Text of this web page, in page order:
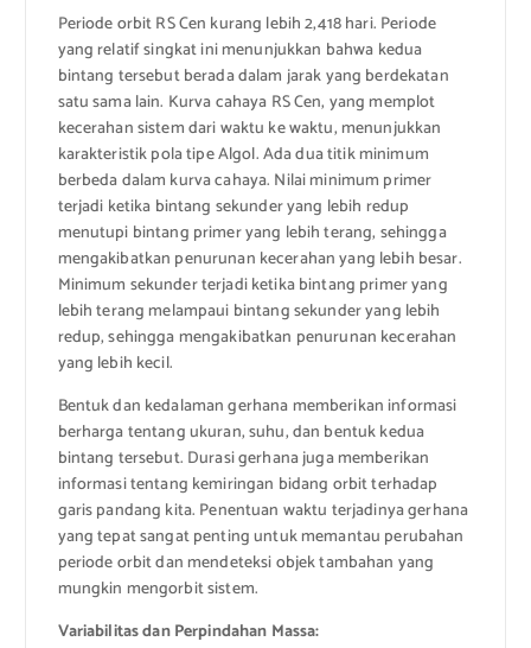
Periode orbit RS Cen kurang lebih 2,418 hari. Periode
yang relatif singkat ini menunjukkan bahwa kedua
bintang tersebut berada dalam jarak yang berdekatan
satu sama lain. Kurva cahaya RS Cen, yang memplot
kecerahan sistem dari waktu ke waktu, menunjukkan
karakteristik pola tipe Algol. Ada dua titik minimum
berbeda dalam kurva cahaya. Nilai minimum primer
terjadi ketika bintang sekunder yang lebih redup
menutupi bintang primer yang lebih terang, sehingga
mengakibatkan penurunan kecerahan yang lebih besar.
Minimum sekunder terjadi ketika bintang primer yang
lebih terang melampaui bintang sekunder yang lebih
redup, sehingga mengakibatkan penurunan kecerahan
yang lebih kecil.
Bentuk dan kedalaman gerhana memberikan informasi
berharga tentang ukuran, suhu, dan bentuk kedua
bintang tersebut. Durasi gerhana juga memberikan
informasi tentang kemiringan bidang orbit terhadap
garis pandang kita. Penentuan waktu terjadinya gerhana
yang tepat sangat penting untuk memantau perubahan
periode orbit dan mendeteksi objek tambahan yang
mungkin mengorbit sistem.
Variabilitas dan Perpindahan Massa: